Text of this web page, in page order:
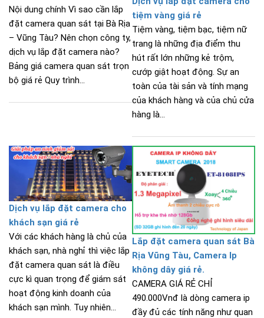
Nội dung chính Vì sao cần lắp
đặt camera quan sát tại Bà Rịa
– Vũng Tàu? Nên chọn công ty,
dịch vụ lắp đặt camera nào?
Bảng giá camera quan sát trọn
bộ giá rẻ Quy trình...
tiệm vàng giá rẻ
Tiệm vàng, tiệm bạc, tiệm nữ
trang là những địa điểm thu
hút rất lớn những kẻ trộm,
cướp giật hoạt động. Sự an
toàn của tài sản và tính mạng
của khách hàng và của chủ cửa
hàng là...
Dịch vụ lắp đặt camera cho
khách sạn giá rẻ
Với các khách hàng là chủ của
khách sạn, nhà nghỉ thì việc lắp
đặt camera quan sát là điều
cực kì quan trọng để giám sát
hoạt động kinh doanh của
khách sạn mình. Tuy nhiên...
Lắp đặt camera quan sát Bà
Rịa Vũng Tàu, Camera Ip
không dây giá rẻ.
CAMERA GIÁ RẺ CHỈ
490.000Vnđ là dòng camera ip
đầy đủ các tính năng như quan